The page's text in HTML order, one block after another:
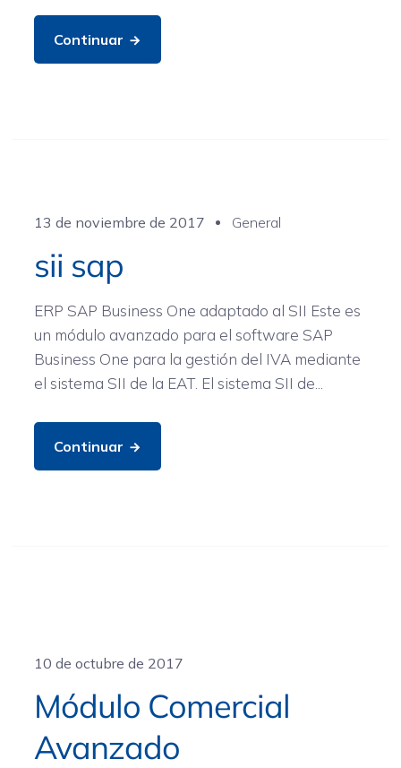
Continuar
13 de noviembre de 2017 General
sii sap
ERP SAP Business One adaptado al SII Este es
un módulo avanzado para el software SAP
Business One para la gestión del IVA mediante
el sistema SII de la EAT. El sistema SII de...
Continuar
10 de octubre de 2017
Módulo Comercial
Avanzado